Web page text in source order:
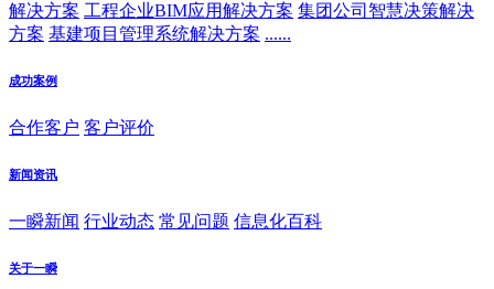
解决方案 工程企业BIM应用解决方案 集团公司智慧决策解决
方案 基建项目管理系统解决方案 ......
成功案例
合作客户 客户评价
新闻资讯
一瞬新闻 行业动态 常见问题 信息化百科
关于一瞬